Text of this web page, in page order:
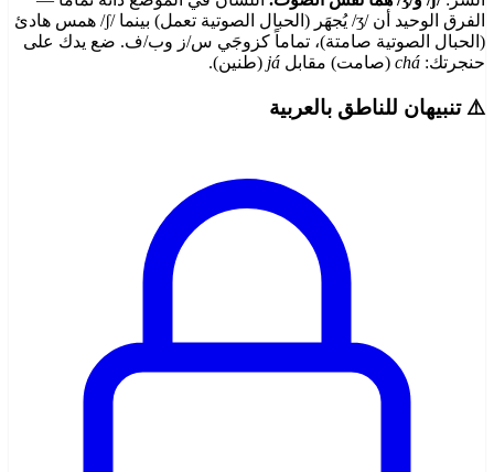
الفرق الوحيد أن /ʒ/ يُجهَر (الحبال الصوتية تعمل) بينما /ʃ/ همس هادئ
(الحبال الصوتية صامتة)، تماماً كزوجَي س/ز وب/ف. ضع يدك على
حنجرتك: chá (صامت) مقابل já (طنين).
⚠️ تنبيهان للناطق بالعربية